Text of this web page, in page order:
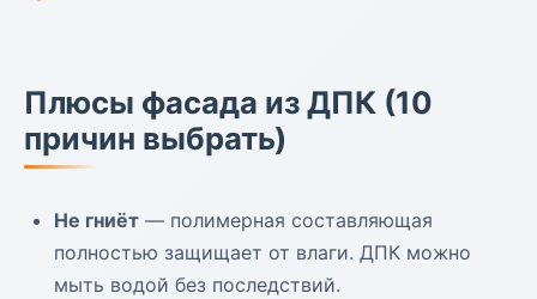
Плюсы фасада из ДПК (10
причин выбрать)
Не гниёт — полимерная составляющая
полностью защищает от влаги. ДПК можно
мыть водой без последствий.